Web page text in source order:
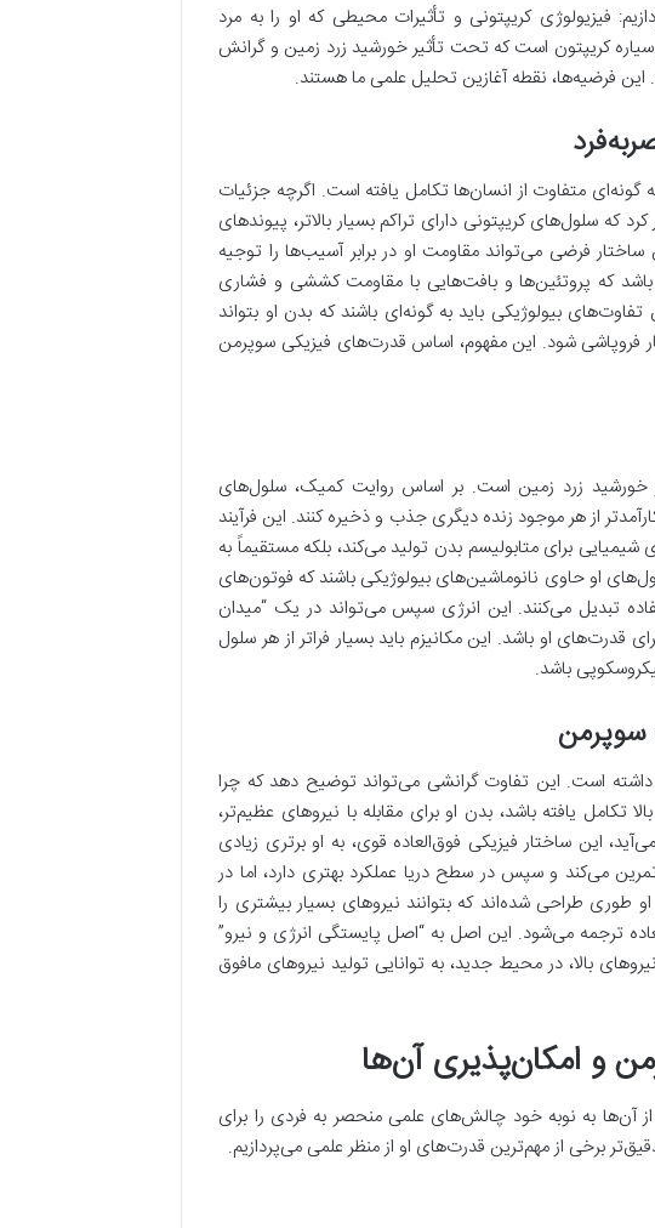
فیزیولوژی کریپتونی و تأثیرات محیطی که او را به مرد
کریپتون است که تحت تأثیر خورشید زرد زمین و گرانش
فرضیه‌ها، نقطه آغازین تحلیل علمی ما هستند.
متفاوت از انسان‌ها تکامل یافته است. اگرچه جزئیات
سلول‌های کریپتونی دارای تراکم بسیار بالاتر، پیوندهای
فرضی می‌تواند مقاومت او در برابر آسیب‌ها را توجیه
که پروتئین‌ها و بافت‌هایی با مقاومت کششی و فشاری
بیولوژیکی باید به گونه‌ای باشند که بدن او بتواند
فروپاشی شود. این مفهوم، اساس قدرت‌های فیزیکی سوپرمن
خورشید زرد زمین است. بر اساس روایت کمیک، سلول‌های
از هر موجود زنده دیگری جذب و ذخیره کنند. این فرآیند
شیمیایی برای متابولیسم بدن تولید می‌کند، بلکه مستقیماً به
او حاوی نانوماشین‌های بیولوژیکی باشند که فوتون‌های
تبدیل می‌کنند. این انرژی سپس می‌تواند در یک “میدان
قدرت‌های او باشد. این مکانیزم باید بسیار فراتر از هر سلول
باشد.
سوپرمن
است. این تفاوت گرانشی می‌تواند توضیح دهد که چرا
تکامل یافته باشد، بدن او برای مقابله با نیروهای عظیم‌تر،
این ساختار فیزیکی فوق‌العاده قوی، به او برتری زیادی
می‌کند و سپس در سطح دریا عملکرد بهتری دارد، اما در
طراحی شده‌اند که بتوانند نیروهای بسیار بیشتری را
ترجمه می‌شود. این اصل به “اصل پایستگی انرژی و نیرو”
بالا، در محیط جدید، به توانایی تولید نیروهای مافوق
و امکان‌پذیری آن‌ها
به نوبه خود چالش‌های علمی منحصر به فردی را برای
برخی از مهم‌ترین قدرت‌های او از منظر علمی می‌پردازیم.